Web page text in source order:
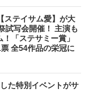
ステイサム愛】が大
試写会開催！ 主演も
「ステサミー賞」
全54作品の栄冠に
た特別イベントがサ